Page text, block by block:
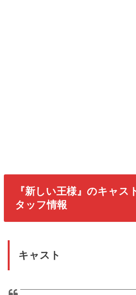
『新しい王様』のキャス
タッフ情報
キャスト